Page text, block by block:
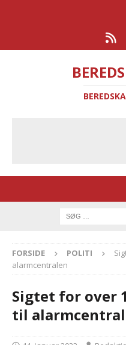
FORSIDE POLITI
alarmcentralen
Sigtet for over
til